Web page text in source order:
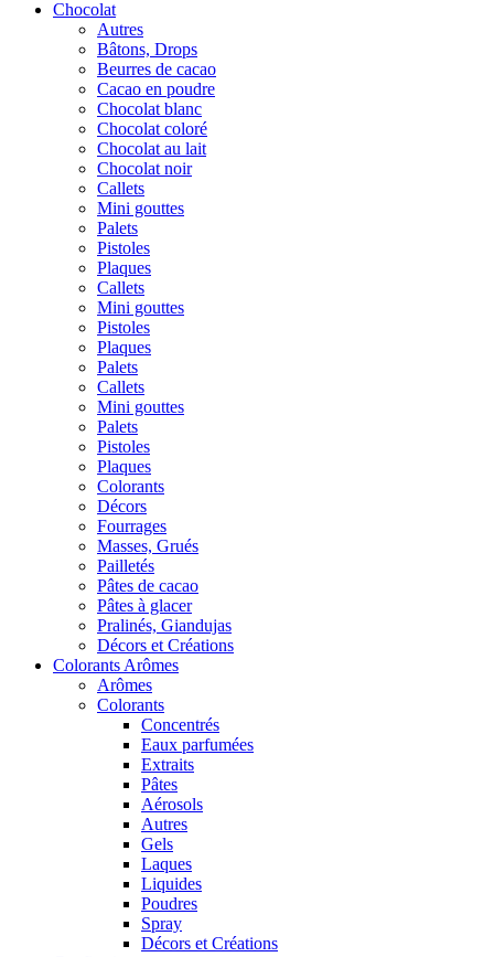
Chocolat
Autres
Bâtons, Drops
Beurres de cacao
Cacao en poudre
Chocolat blanc
Chocolat coloré
Chocolat au lait
Chocolat noir
Callets
Mini gouttes
Palets
Pistoles
Plaques
Callets
Mini gouttes
Pistoles
Plaques
Palets
Callets
Mini gouttes
Palets
Pistoles
Plaques
Colorants
Décors
Fourrages
Masses, Grués
Pailletés
Pâtes de cacao
Pâtes à glacer
Pralinés, Giandujas
Décors et Créations
Colorants Arômes
Arômes
Colorants
Concentrés
Eaux parfumées
Extraits
Pâtes
Aérosols
Autres
Gels
Laques
Liquides
Poudres
Spray
Décors et Créations